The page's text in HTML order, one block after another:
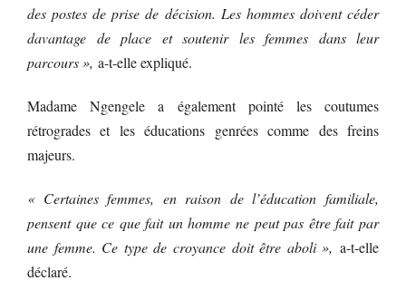
des postes de prise de décision. Les hommes doivent céder
davantage de place et soutenir les femmes dans leur
parcours », a-t-elle expliqué.
Madame Ngengele a également pointé les coutumes
rétrogrades et les éducations genrées comme des freins
majeurs.
« Certaines femmes, en raison de l’éducation familiale,
pensent que ce que fait un homme ne peut pas être fait par
une femme. Ce type de croyance doit être aboli », a-t-elle
déclaré.